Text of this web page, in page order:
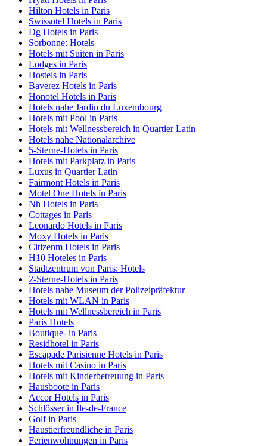
Hilton Hotels in Paris
Swissotel Hotels in Paris
Dg Hotels in Paris
Sorbonne: Hotels
Hotels mit Suiten in Paris
Lodges in Paris
Hostels in Paris
Baverez Hotels in Paris
Honotel Hotels in Paris
Hotels nahe Jardin du Luxembourg
Hotels mit Pool in Paris
Hotels mit Wellnessbereich in Quartier Latin
Hotels nahe Nationalarchive
5-Sterne-Hotels in Paris
Hotels mit Parkplatz in Paris
Luxus in Quartier Latin
Fairmont Hotels in Paris
Motel One Hotels in Paris
Nh Hotels in Paris
Cottages in Paris
Leonardo Hotels in Paris
Moxy Hotels in Paris
Citizenm Hotels in Paris
H10 Hoteles in Paris
Stadtzentrum von Paris: Hotels
2-Sterne-Hotels in Paris
Hotels nahe Museum der Polizeipräfektur
Hotels mit WLAN in Paris
Hotels mit Wellnessbereich in Paris
Paris Hotels
Boutique- in Paris
Residhotel in Paris
Escapade Parisienne Hotels in Paris
Hotels mit Casino in Paris
Hotels mit Kinderbetreuung in Paris
Hausboote in Paris
Accor Hotels in Paris
Schlösser in Île-de-France
Golf in Paris
Haustierfreundliche in Paris
Ferienwohnungen in Paris